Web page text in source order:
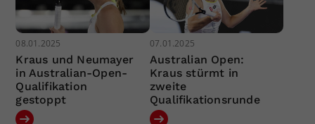
08.01.2025
Kraus und Neumayer
in Australian-Open-
Qualifikation
gestoppt
07.01.2025
Australian Open:
Kraus stürmt in
zweite
Qualifikationsrunde